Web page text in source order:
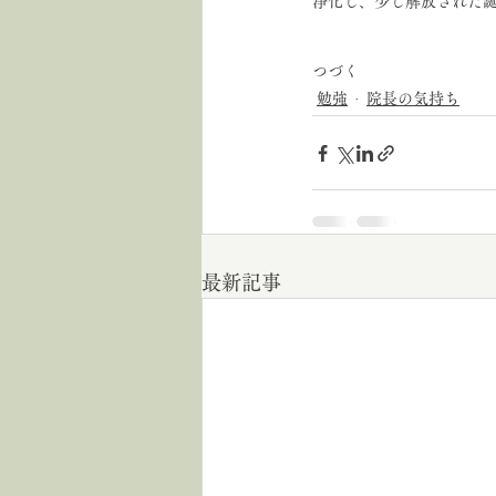
つづく
勉強
院長の気持ち
最新記事